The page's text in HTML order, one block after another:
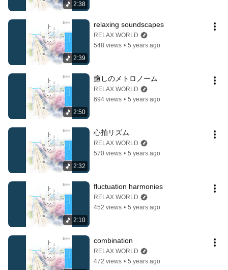
2:38
2:39
relaxing soundscapes
RELAX WORLD
548 views • 5 years ago
2:50
癒しのメトロノーム
RELAX WORLD
694 views • 5 years ago
2:32
心拍リズム
RELAX WORLD
570 views • 5 years ago
2:10
fluctuation harmonies
RELAX WORLD
452 views • 5 years ago
combination
RELAX WORLD
472 views • 5 years ago